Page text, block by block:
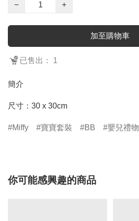
−
+
加至購物車
已售出： 1
簡介
尺寸：30 x 30cm
Miffy 寶寶套裝 BB 嬰兒禮物
你可能感興趣的商品